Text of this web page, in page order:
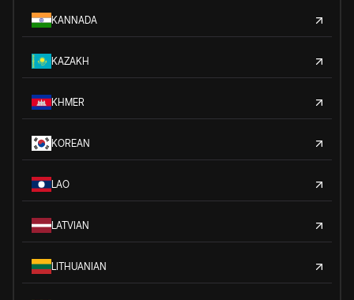
KANNADA
KAZAKH
KHMER
KOREAN
LAO
LATVIAN
LITHUANIAN